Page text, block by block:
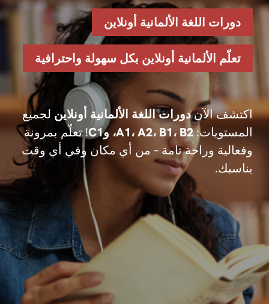
دورات اللغة الألمانية أونلاين
تعلّم الألمانية أونلاين بكل سهولة واحترافية
اكتشف الآندورات اللغة الألمانية أونلاين لجميع
المستويات:A1، A2، B1، B2، وC1
! تعلّم بمرونة
وفعالية وراحة تامة – من أي مكان وفي أي وقت
يناسبك.